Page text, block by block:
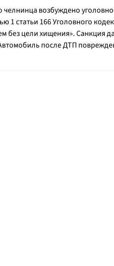
челнинца возбуждено
1 статьи 166 Уголовного
без цели хищения». Санкция
после ДТП